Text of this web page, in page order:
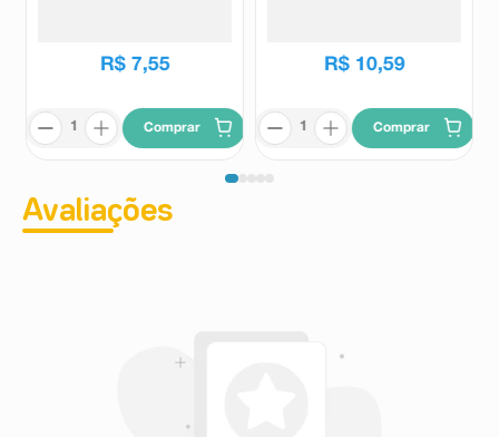
R$ 7,55
Comprar
R$ 10,59
Comprar
Avaliações